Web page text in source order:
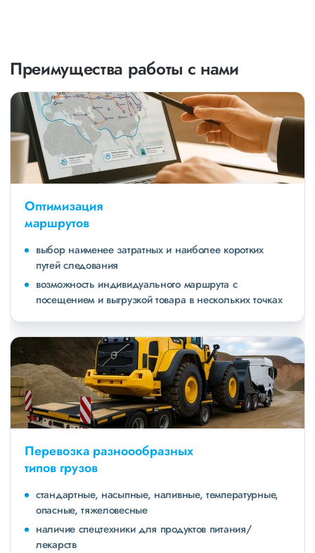
Преимущества работы с нами
Оптимизация
маршрутов
выбор наименее затратных и наиболее коротких
путей следования
возможность индивидуального маршрута с
посещением и выгрузкой товара в нескольких точках
Перевозка разноообразных
типов грузов
стандартные, насыпные, наливные, температурные,
опасные, тяжеловесные
наличие спецтехники для продуктов питания/
лекарств